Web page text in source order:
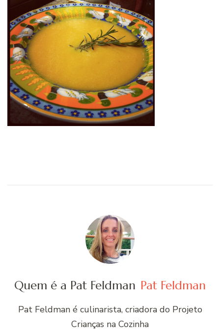
Quem é a Pat Feldman Pat Feldman
Pat Feldman é culinarista, criadora do Projeto
Crianças na Cozinha